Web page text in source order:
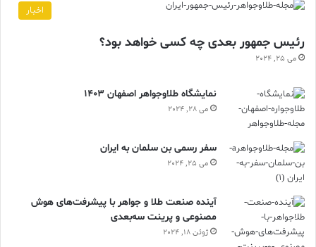
اخبار
رئیس جمهور بعدی چه کسی خواهد بود؟
می 25, 2024
نمایشگاه طلاوجواهر اصفهان 1403
می 28, 2024
سفر رسمی بن سلمان به ایران
می 25, 2024
آینده صنعت طلا و جواهر با پیشرفت‌های هوش
مصنوعی و پرینت سه‌بعدی
ژوئن 18, 2024